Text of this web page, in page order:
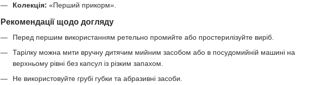
Колекція: «Перший прикорм».
Рекомендації щодо догляду
Перед першим використанням ретельно промийте або простерилізуйте виріб.
Тарілку можна мити вручну дитячим мийним засобом або в посудомийній машині на
верхньому рівні без капсул із різким запахом.
Не використовуйте грубі губки та абразивні засоби.